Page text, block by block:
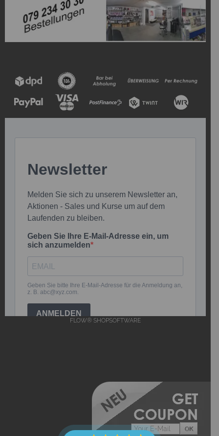
FLOW® SHOPSOFTWARE